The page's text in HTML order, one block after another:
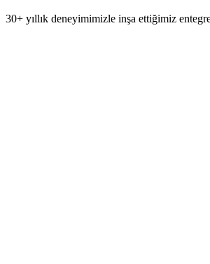
30+ yıllık deneyimimizle inşa ettiğimiz